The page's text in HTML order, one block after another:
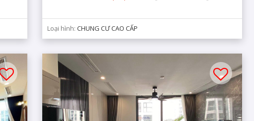
xin vui lòng liên hệ với
tư vấn chi tiết.
Loại hình:CHUNG CƯ CAO CẤP